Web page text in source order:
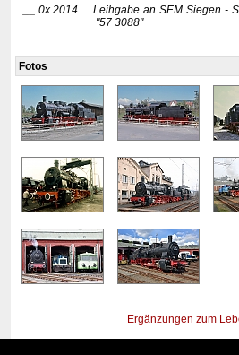
__.0x.2014
Leihgabe an SEM Siegen -
"57 3088"
Fotos
Ergänzungen zum